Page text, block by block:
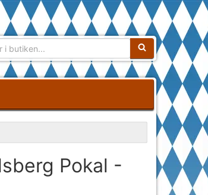
Sökfras:
Pokal -